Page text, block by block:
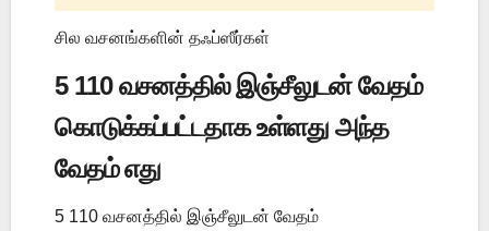
சில வசனங்களின் தஃப்ஸீர்கள்
5 110 வசனத்தில் இஞ்சீலுடன் வேதம்
கொடுக்கப்பட்டதாக உள்ளது அந்த
வேதம் எது
5 110 வசனத்தில் இஞ்சீலுடன் வேதம்